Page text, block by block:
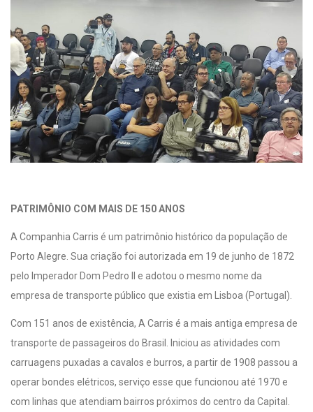
PATRIMÔNIO COM MAIS DE 150 ANOS
A Companhia Carris é um patrimônio histórico da população de
Porto Alegre. Sua criação foi autorizada em 19 de junho de 1872
pelo Imperador Dom Pedro II e adotou o mesmo nome da
empresa de transporte público que existia em Lisboa (Portugal).
Com 151 anos de existência, A Carris é a mais antiga empresa de
transporte de passageiros do Brasil. Iniciou as atividades com
carruagens puxadas a cavalos e burros, a partir de 1908 passou a
operar bondes elétricos, serviço esse que funcionou até 1970 e
com linhas que atendiam bairros próximos do centro da Capital.